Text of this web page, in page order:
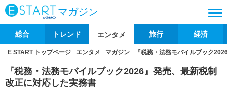
マガジン
総合 トレンド エンタメ 旅行 経済
E START トップページ エンタメ マガジン 『税務・法務モバイルブック
『税務・法務モバイルブック2026』発売、最新税制
改正に対応した実務書